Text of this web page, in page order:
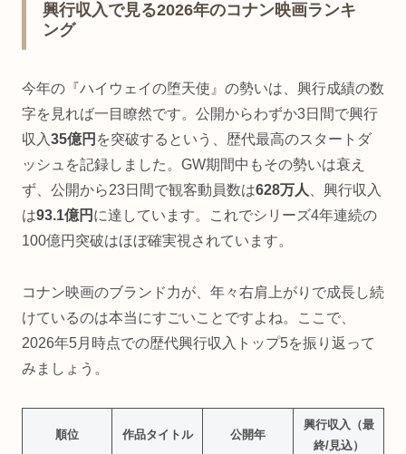
興行収入で見る2026年のコナン映画ランキ
ング
今年の『ハイウェイの堕天使』の勢いは、興行成績の数
字を見れば一目瞭然です。公開からわずか3日間で興行
収入35億円 を突破するという、歴代最高のスタートダ
ッシュを記録しました。GW期間中もその勢いは衰え
ず、公開から23日間で観客動員数は628万人、興行収入
は93.1億円 に達しています。これでシリーズ4年連続の
100億円突破はほぼ確実視されています。
コナン映画のブランド力が、年々右肩上がりで成長し続
けているのは本当にすごいことですよね。ここで、
2026年5月時点での歴代興行収入トップ5を振り返って
みましょう。
順位 作品タイトル 公開年
興行収入（最
終/見込）